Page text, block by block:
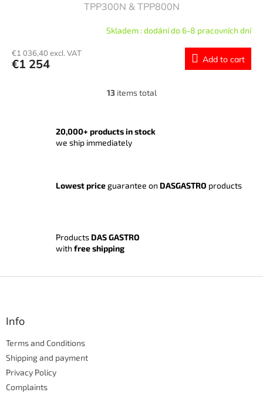
TPP300N & TPP800N
Skladem : dodání do 6-8 pracovních dní
€1 036,40 excl. VAT
€1 254 Add to cart
L
t
i
o
o
l
13items total
20,000+ products in stock
we ship immediately
Lowest price guarantee on DASGASTRO products
Products DAS GASTRO
with free shipping
F
Info
Terms and Conditions
Shipping and payment
Privacy Policy
Complaints